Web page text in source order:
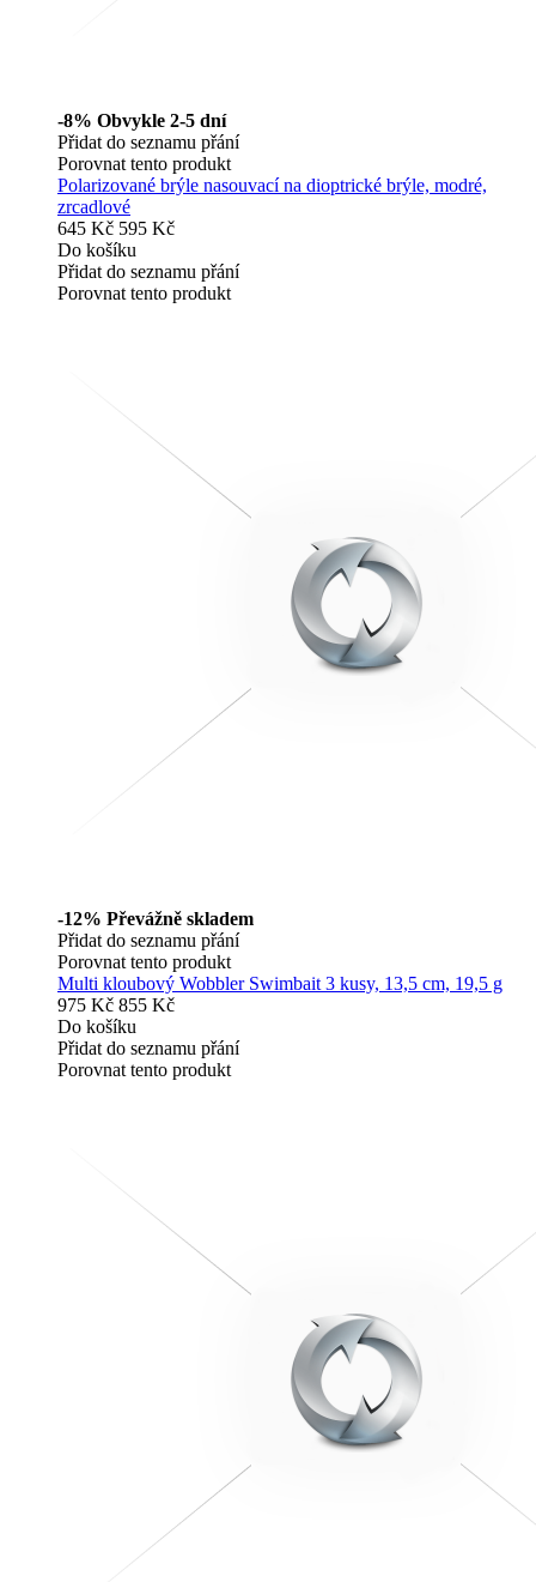
-8% Obvykle 2-5 dní
Přidat do seznamu přání
Porovnat tento produkt
Polarizované brýle nasouvací na dioptrické brýle, modré,
zrcadlové
645 Kč 595 Kč
Do košíku
Přidat do seznamu přání
Porovnat tento produkt
-12% Převážně skladem
Přidat do seznamu přání
Porovnat tento produkt
Multi kloubový Wobbler Swimbait 3 kusy, 13,5 cm, 19,5 g
975 Kč 855 Kč
Do košíku
Přidat do seznamu přání
Porovnat tento produkt